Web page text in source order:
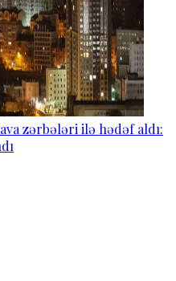
zərbələri ilə hədəf aldı: